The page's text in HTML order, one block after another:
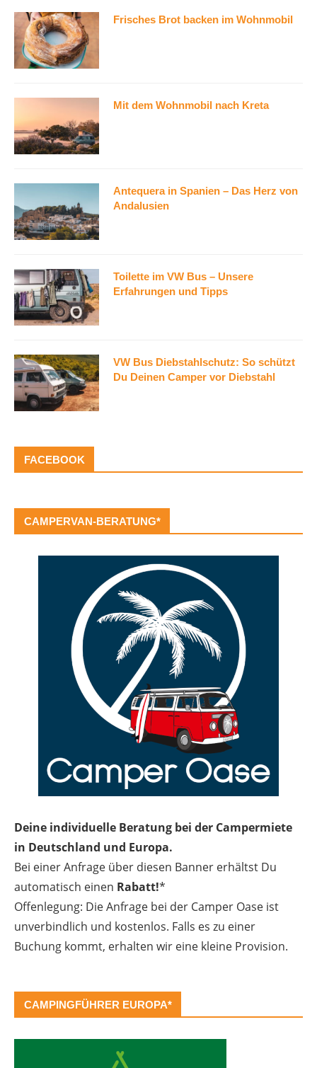
Frisches Brot backen im Wohnmobil
Mit dem Wohnmobil nach Kreta
Antequera in Spanien – Das Herz von
Andalusien
Toilette im VW Bus – Unsere
Erfahrungen und Tipps
VW Bus Diebstahlschutz: So schützt
Du Deinen Camper vor Diebstahl
FACEBOOK
CAMPERVAN-BERATUNG*
Deine individuelle Beratung bei der Campermiete
in Deutschland und Europa.
Bei einer Anfrage über diesen Banner erhältst Du
automatisch einen Rabatt!*
Offenlegung: Die Anfrage bei der Camper Oase ist
unverbindlich und kostenlos. Falls es zu einer
Buchung kommt, erhalten wir eine kleine Provision.
CAMPINGFÜHRER EUROPA*